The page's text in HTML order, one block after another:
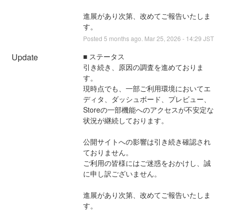
進展があり次第、改めてご報告いたしま
す。
Posted 5 months ago. Mar25 2026 - 14:29 JST
Update
■ ステータス
引き続き、原因の調査を進めておりま
す。
現時点でも、一部ご利用環境においてエ
ディタ、ダッシュボード、プレビュー、
Storeの一部機能へのアクセスが不安定な
状況が継続しております。
公開サイトへの影響は引き続き確認され
ておりません。
ご利用の皆様にはご迷惑をおかけし、誠
に申し訳ございません。
進展があり次第、改めてご報告いたしま
す。